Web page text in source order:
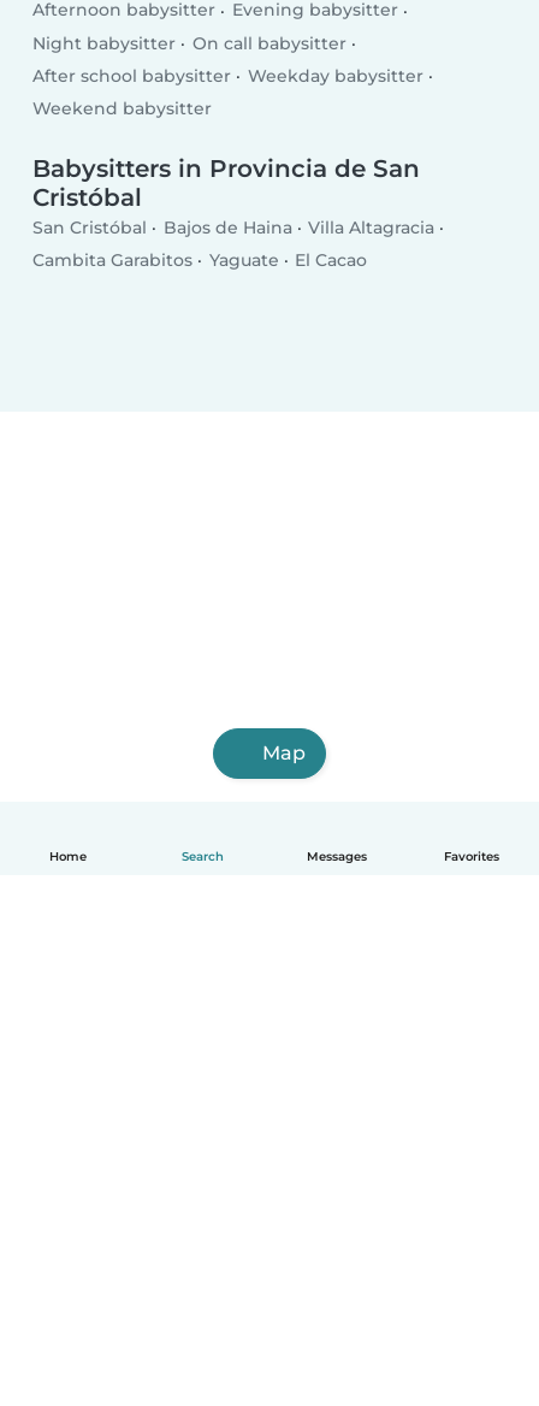
Home Search Messages Favorites
Afternoon babysitter
Evening babysitter
Night babysitter
On call babysitter
After school babysitter
Weekday babysitter
Weekend babysitter
Babysitters in Provincia de San
Cristóbal
San Cristóbal Bajos de Haina
Villa Altagracia
Cambita Garabitos
Yaguate El Cacao
Map